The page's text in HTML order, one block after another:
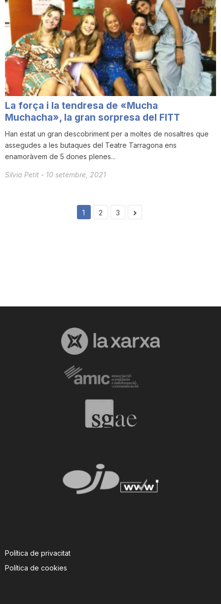
La força i la tendresa de «Mucha
Muchacha», la gran sorpresa del FITT
Han estat un gran descobriment per a moltes de nosaltres que
assegudes a les butaques del Teatre Tarragona ens
enamoràvem de 5 dones plenes...
Silvia Petit - 10 setembre, 2021
1 2 3
Política de privacitat
Política de cookies